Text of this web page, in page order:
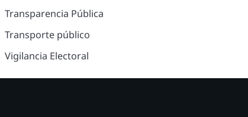
Transparencia Pública
Transporte público
Vigilancia Electoral